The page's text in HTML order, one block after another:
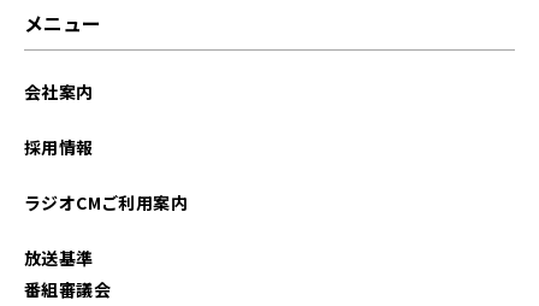
メニュー
会社案内
採用情報
ラジオCMご利用案内
放送基準
番組審議会